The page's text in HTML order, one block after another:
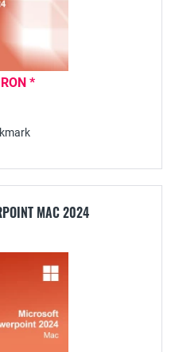
*
MAC 2024